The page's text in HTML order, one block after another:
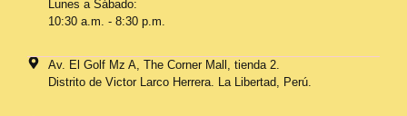
Lunes a Sábado:
10:30 a.m. - 8:30 p.m.
Av. El Golf Mz A, The Corner Mall, tienda 2.
Distrito de Victor Larco Herrera. La Libertad, Perú.